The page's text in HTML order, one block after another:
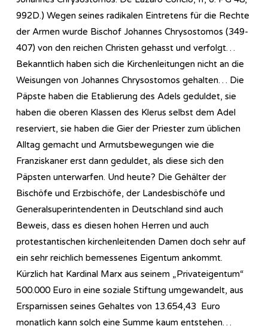
992D.) Wegen seines radikalen Eintretens für die Rechte
der Armen wurde Bischof Johannes Chrysostomos (349-
407) von den reichen Christen gehasst und verfolgt…
Bekanntlich haben sich die Kirchenleitungen nicht an die
Weisungen von Johannes Chrysostomos gehalten… Die
Päpste haben die Etablierung des Adels geduldet, sie
haben die oberen Klassen des Klerus selbst dem Adel
reserviert, sie haben die Gier der Priester zum üblichen
Alltag gemacht und Armutsbewegungen wie die
Franziskaner erst dann geduldet, als diese sich den
Päpsten unterwarfen. Und heute? Die Gehälter der
Bischöfe und Erzbischöfe, der Landesbischöfe und
Generalsuperintendenten in Deutschland sind auch
Beweis, dass es diesen hohen Herren und auch
protestantischen kirchenleitenden Damen doch sehr auf
ein sehr reichlich bemessenes Eigentum ankommt.
Kürzlich hat Kardinal Marx aus seinem „Privateigentum“
500.000 Euro in eine soziale Stiftung umgewandelt, aus
Ersparnissen seines Gehaltes von 13.654,43 Euro
monatlich kann solch eine Summe kaum entstehen…